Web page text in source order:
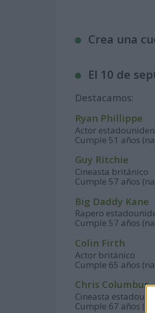
Crea una
El 10 de
Destacamos:
Ryan Phillippe
Actor
Cumple 51 años
Guy Ritchie
Cineasta británico
Cumple 57 años
Big Daddy Kane
Rapero
Cumple 57 años
Colin Firth
Actor británico
Cumple 65 años
Chris Columbus
Cineasta
Cumple 67 años